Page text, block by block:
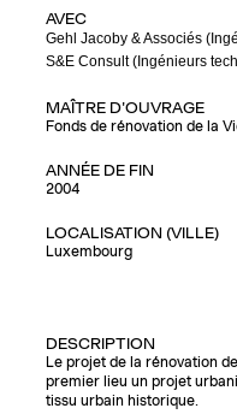
AVEC
Gehl Jacoby & Associés
S&E Consult (Ingénieurs
MAÎTRE D'OUVRAGE
Fonds de rénovation de la
ANNÉE DE FIN
2004
LOCALISATION (VILLE)
Luxembourg
DESCRIPTION
Le projet de la rénovation
premier lieu un projet
tissu urbain historique.